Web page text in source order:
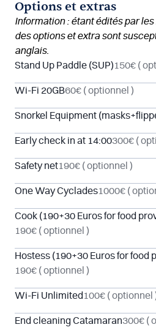
Options et extras
Information : étant édités par
des options et extra sont
anglais.
Stand Up Paddle (SUP)150€ (
Wi-Fi 20GB60€ ( optionnel )
Snorkel Equipment
Early check in at 14:00300€ (
Safety net190€ ( optionnel )
One Way Cyclades1000€ (
Cook (190+30 Euros for food
190€ ( optionnel )
Hostess (190+30 Euros for food
190€ ( optionnel )
Wi-Fi Unlimited 100€ ( optionnel
End cleaning Catamaran300€ (